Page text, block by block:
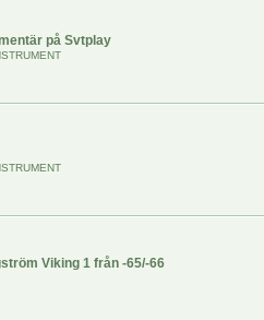
på Svtplay
Viking 1 från -65/-66